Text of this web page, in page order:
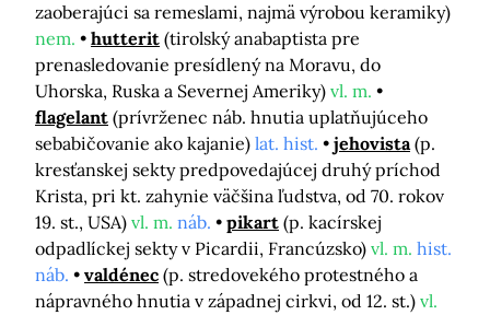
zaoberajúci sa remeslami, najmä výrobou keramiky)
nem.
hutterit (tirolský anabaptista pre
prenasledovanie presídlený na Moravu, do
Uhorska, Ruska a Severnej Ameriky) vl. m.
flagelant (prívrženec náb. hnutia uplatňujúceho
sebabičovanie ako kajanie) lat. hist. jehovista (p.
kresťanskej sekty predpovedajúcej druhý príchod
Krista, pri kt. zahynie väčšina ľudstva, od 70. rokov
19. st., USA) vl. m. náb. pikart (p. kacírskej
odpadlíckej sekty v Picardii, Francúzsko) vl. m. hist.
náb.
valdénec (p. stredovekého protestného a
nápravného hnutia v západnej cirkvi, od 12. st.) vl.